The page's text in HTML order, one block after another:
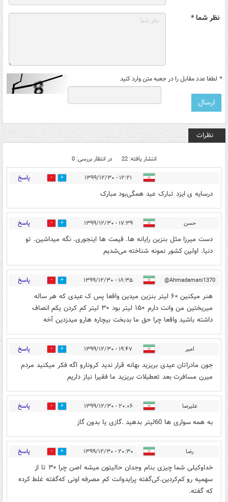
نظر شما *
* لطفا عدد مقابل را در جعبه متن وارد کنید
نظرات
انتشار یافته: 22 در انتظار بررسی: 0
۱۲:۲۱ - ۱۳۹۹/۱۲/۳۰ 4 پاسخ
درسایه ی ایزد تبارک عید همگی‌بود مبارک
حسن ۱۷:۳۹ - ۱۳۹۹/۱۲/۳۰ 7 پاسخ
دست میرزا مثل بنزین رایانه ها. قیمت ها اینجوری. نگه میداشین. تو
دنیا. اولین کشور نمونه شناخته می‌شدیم
Ahmadamani1370@ ۱۸:۳۵ - ۱۳۹۹/۱۲/۳۰ 12 پاسخ
هنر میکنین ۶۰ لیتر بنزین میدین واقعا پس ک عیدی که هر ساله
میریختین من وانت دارم ۱۵۰ لیتر بود ۳۰ لیتر کم کردن یکم انصاف
داشته باشید واقعا چرا حق ما بدبخت بیچاره هارو میدزدین آخه
امیر ۱۹:۴۷ - ۱۳۹۹/۱۲/۳۰ 2 پاسخ
جون مادراتان عیدی بریزید بهانه قرار ندید کرونارو اگه فکر میکنید مردم
میرن مسافرت بعد تعطیلات بریزید ما فقیرا نیاز داریم
علیرصا ۲۰:۰۶ - ۱۳۹۹/۱۲/۳۰ 4 پاسخ
به همه سواری ها 60لیتر بدهید .گازی یا بدون گاز
رضا ۲۰:۳۰ - ۱۳۹۹/۱۲/۳۰ 1 پاسخ
خداوکیلی شما چیزی بنام وجدان حالیتون میشه اصن چرا ۳۰ تا از
سهمیه رو کم‌کردین.کی‌گفته پرایدوانت کم مصرفه اونی که‌گفته غلط کرده
که گفته.